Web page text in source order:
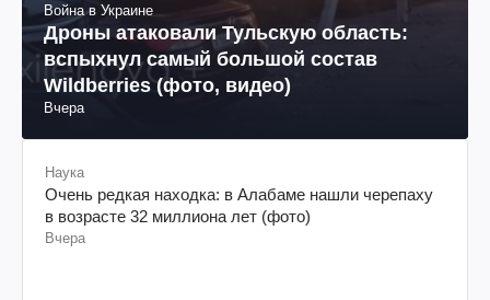
Война в Украине
Дроны атаковали Тульскую область:
вспыхнул самый большой состав
Wildberries (фото, видео)
Вчера
Наука
Очень редкая находка: в Алабаме нашли черепаху
в возрасте 32 миллиона лет (фото)
Вчера